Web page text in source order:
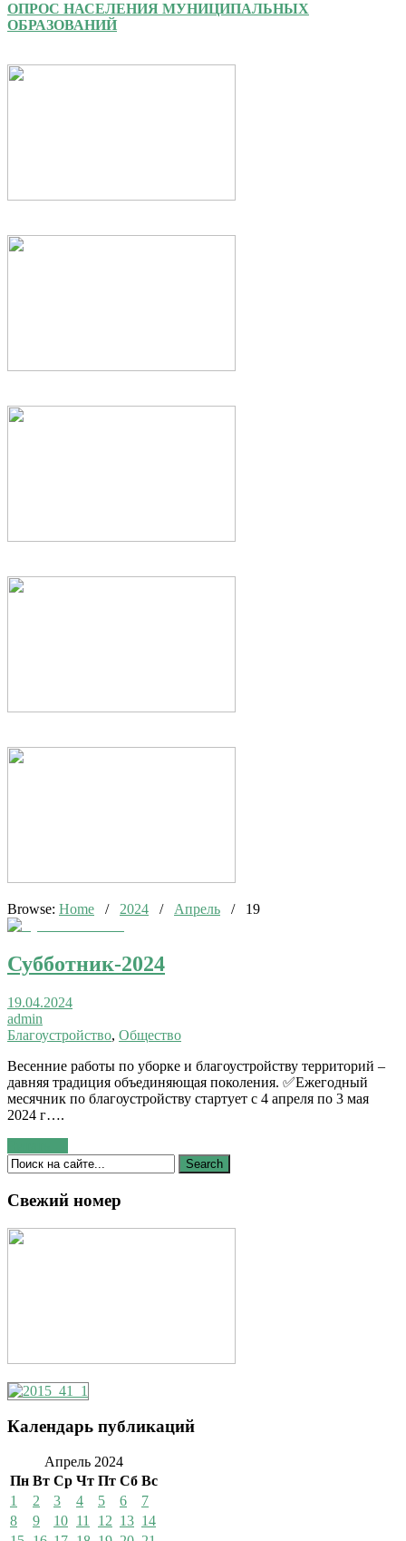
ОПРОС НАСЕЛЕНИЯ МУНИЦИПАЛЬНЫХ
ОБРАЗОВАНИЙ
Browse: Home / 2024 / Апрель / 19
Субботник-2024
19.04.2024
admin
Благоустройство, Общество
Весенние работы по уборке и благоустройству территорий –
давняя традиция объединяющая поколения. ✅Ежегодный
месячник по благоустройству стартует с 4 апреля по 3 мая
2024 г….
Свежий номер
Календарь публикаций
Апрель 2024
Пн Вт Ср Чт Пт Сб Вс
1
2 3 4 5 6
7
8
9 10 11 12 13 14